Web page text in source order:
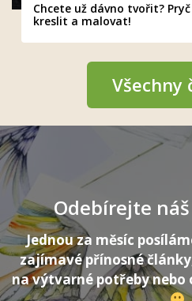
Chcete už dávno tvořit?
kreslit a malovat!
Všechny
Odebírejte
Jednou za měsíc
zajímavé přínosné
na výtvarné potřeby nebo